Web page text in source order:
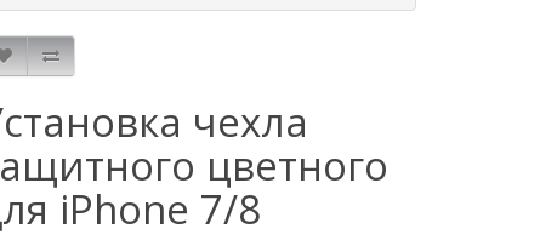
чехла
цветного
iPhone 7/8